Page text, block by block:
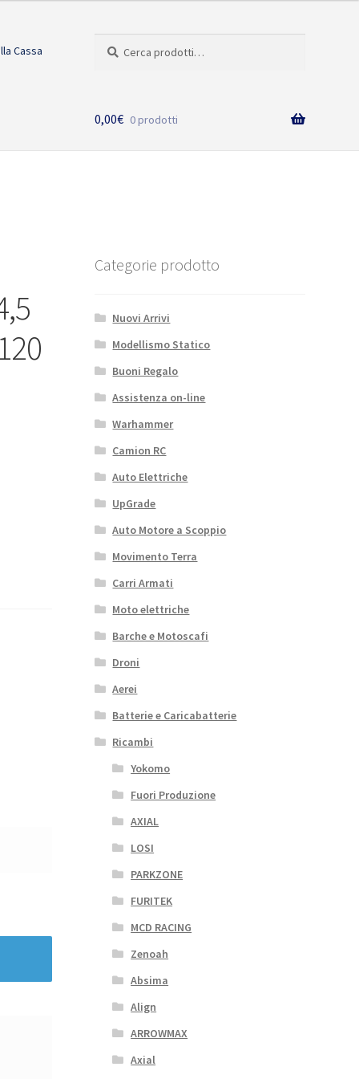
Cassa
0,00€ 0 prodotti
Categorie prodotto
Nuovi Arrivi
Modellismo Statico
Buoni Regalo
Assistenza on-line
Warhammer
Camion RC
Auto Elettriche
UpGrade
Auto Motore a Scoppio
Movimento Terra
Carri Armati
Moto elettriche
Barche e Motoscafi
Droni
Aerei
Batterie e Caricabatterie
Ricambi
Yokomo
Fuori Produzione
AXIAL
LOSI
PARKZONE
FURITEK
MCD RACING
Zenoah
Absima
Align
ARROWMAX
Axial